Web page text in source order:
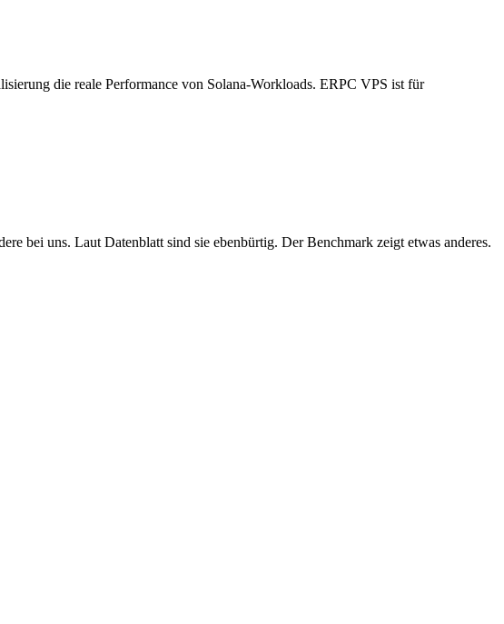
die reale Performance von Solana-Workloads. ERPC VPS ist für
bei uns. Laut Datenblatt sind sie ebenbürtig. Der Benchmark zeigt etwas anderes.